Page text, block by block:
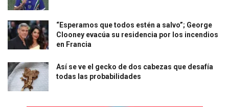
“Esperamos que todos estén a salvo”; George
Clooney evacúa su residencia por los incendios
en Francia
Así se ve el gecko de dos cabezas que desafía
todas las probabilidades